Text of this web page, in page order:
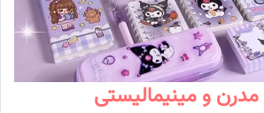
و مینیمالیستی